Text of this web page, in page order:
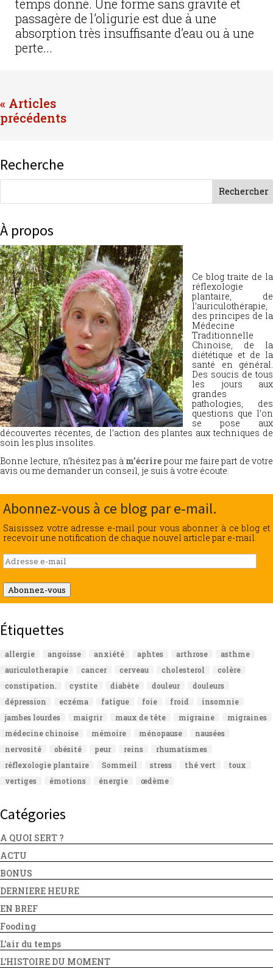
temps donné. Une forme sans gravité et
passagère de l’oligurie est due à une
absorption très insuffisante d’eau ou à une
perte...
« Entrées précédentes
Recherche
À propos
Ce blog traite de la
réflexologie
plantaire, de
l’auriculothérapie,
des principes de la
Médecine
Traditionnelle
Chinoise, de la
diététique et de la
santé en général.
Des soucis de tous
les jours aux
grandes
pathologies, des
questions que l’on
se pose aux
découvertes récentes, de l’action des plantes aux techniques de
soin les plus insolites.
Bonne lecture, n’hésitez pas à m’écrire pour me faire part de votre
avis ou me demander un conseil, je suis à votre écoute.
Abonnez-vous à ce blog par e-mail.
Saisissez votre adresse e-mail pour vous abonner à ce blog et
recevoir une notification de chaque nouvel article par e-mail.
Adresse
e-
mail
Abonnez-vous
Étiquettes
allergie angoisse anxiété aphtes arthrose
asthme
auriculotherapie
cancer cerveau cholesterol
colère
constipation.
cystite diabète douleur
douleurs
dépression
eczéma fatigue foie froid
insomnie
jambes lourdes
maigrir maux de tête migraine
migraines
médecine chinoise
mémoire ménopause
nausées
nervosité
obésité peur reins
rhumatismes
réflexologie plantaire
Sommeil stress thé vert
toux
vertiges
émotions énergie œdème
Catégories
A QUOI SERT ?
ACTU
BONUS
DERNIERE HEURE
EN BREF
Fooding
L'air du temps
L'HISTOIRE DU MOMENT